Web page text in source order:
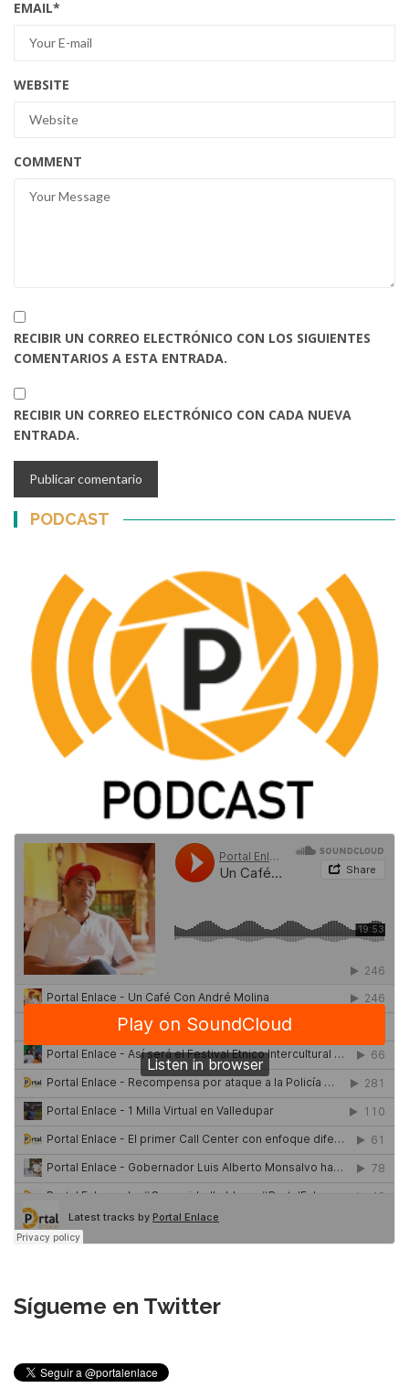
EMAIL*
WEBSITE
COMMENT
RECIBIR UN CORREO ELECTRÓNICO CON LOS SIGUIENTES
COMENTARIOS A ESTA ENTRADA.
RECIBIR UN CORREO ELECTRÓNICO CON CADA NUEVA
ENTRADA.
PODCAST
Sígueme en Twitter